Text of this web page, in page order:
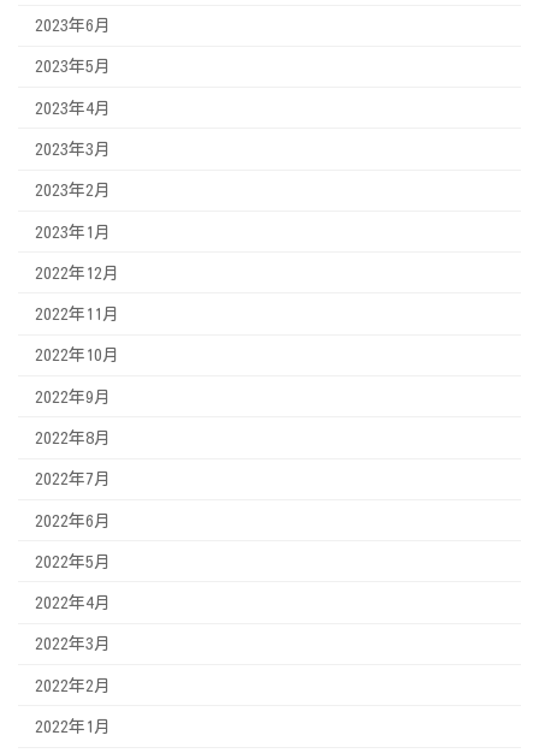
2023年6月
2023年5月
2023年4月
2023年3月
2023年2月
2023年1月
2022年12月
2022年11月
2022年10月
2022年9月
2022年8月
2022年7月
2022年6月
2022年5月
2022年4月
2022年3月
2022年2月
2022年1月